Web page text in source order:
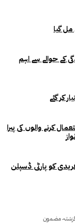
مل گیا
کے حوالے سے اہم
کر گئے
کرنے والوں کی پیرا
کو پارٹی ڈسپلن
مضمون